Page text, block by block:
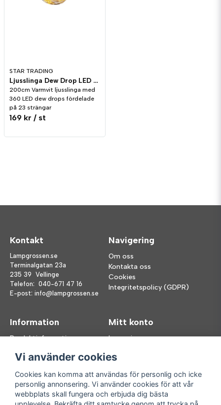
STAR TRADING
Ljusslinga Dew Drop LED 200cm Varmvit
200cm Varmvit ljusslinga med
360 LED dew drops fördelade
på 23 strängar
169 kr / st
Kontakt
Lampgrossen.se
Terminalgatan 23a
235 39 Vellinge
Telefon: 040-671 47 16
E-post: info@lampgrossen.se
Navigering
Om oss
Kontakta oss
Cookies
Integritetspolicy (GDPR)
Information
Produktinformation
FAQ
Mitt konto
Logga in
Glömt lösenord?
Följ oss Handla enkelt
Vi använder cookies
Cookies kan komma att användas för personlig och icke
personlig annonsering. Vi använder cookies för att vår
webbplats skall fungera och erbjuda dig bästa